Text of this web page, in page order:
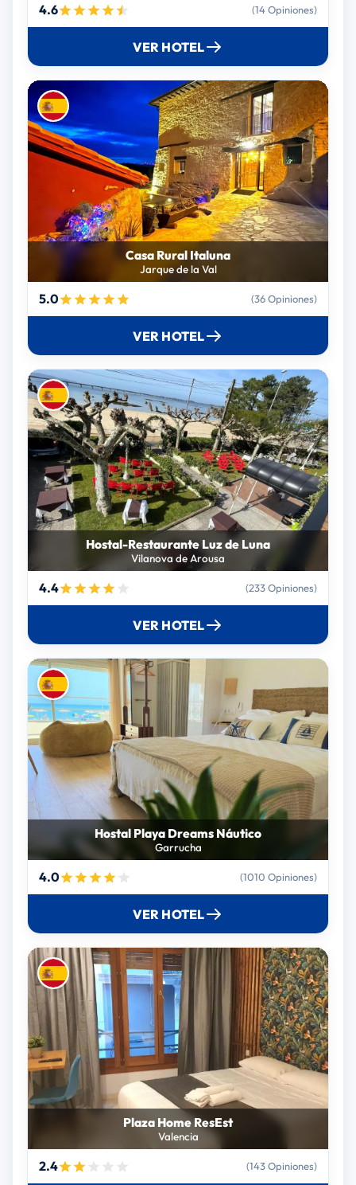
4.6 (14 Opiniones)
VER HOTEL
Casa Rural Italuna
Jarque de la Val
5.0 (36 Opiniones)
VER HOTEL
Hostal-Restaurante Luz de Luna
Vilanova de Arousa
4.4 (233 Opiniones)
VER HOTEL
Hostal Playa Dreams Náutico
Garrucha
4.0 (1010 Opiniones)
VER HOTEL
Plaza Home ResEst
Valencia
2.4 (143 Opiniones)